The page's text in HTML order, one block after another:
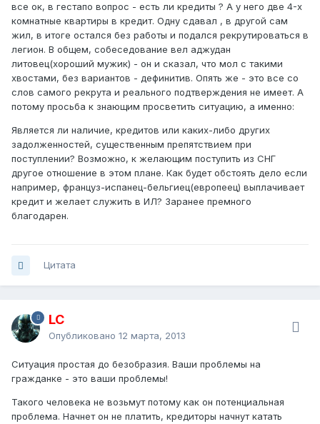
все ок, в гестапо вопрос - есть ли кредиты ? А у него две 4-х
комнатные квартиры в кредит. Одну сдавал , в другой сам
жил, в итоге остался без работы и подался рекрутироваться в
легион. В общем, собеседование вел аджудан
литовец(хороший мужик) - он и сказал, что мол с такими
хвостами, без вариантов - дефинитив. Опять же - это все со
слов самого рекрута и реального подтверждения не имеет. А
потому просьба к знающим просветить ситуацию, а именно:
Является ли наличие, кредитов или каких-либо других
задолженностей, существенным препятствием при
поступлении? Возможно, к желающим поступить из СНГ
другое отношение в этом плане. Как будет обстоять дело если
например, француз-испанец-бельгиец(европеец) выплачивает
кредит и желает служить в ИЛ? Заранее премного
благодарен.
Цитата
LC
Опубликовано 12 марта, 2013
Ситуация простая до безобразия. Ваши проблемы на
гражданке - это ваши проблемы!
Такого человека не возьмут потому как он потенциальная
проблема. Начнет он не платить, кредиторы начнут катать